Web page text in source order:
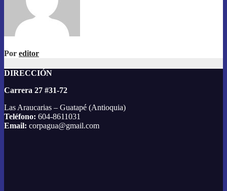
Por editor
DIRECCIÓN
Carrera 27 #31-72
Las Araucarias – Guatapé (Antioquia)
Teléfono: 604-8611031
Email: corpagua@gmail.com